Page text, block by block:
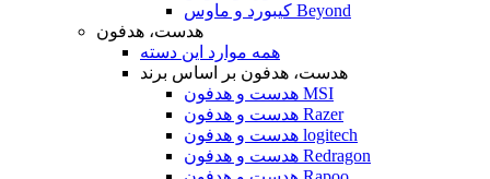
کیبورد و ماوس Beyond
هدست، هدفون
همه موارد این دسته
هدست، هدفون بر اساس برند
هدست و هدفون MSI
هدست و هدفون Razer
هدست و هدفون logitech
هدست و هدفون Redragon